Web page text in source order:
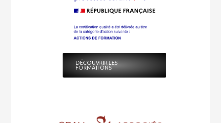
DÉCOUVRIR LES
FORMATIONS